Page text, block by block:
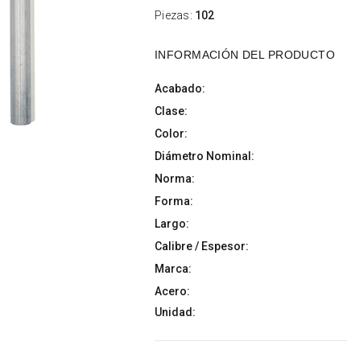
Piezas: 102
INFORMACIÓN DEL PRODUCTO
Acabado:
Clase:
Color:
Diámetro Nominal:
Norma:
Forma:
Largo:
Calibre / Espesor:
Marca:
Acero:
Unidad: